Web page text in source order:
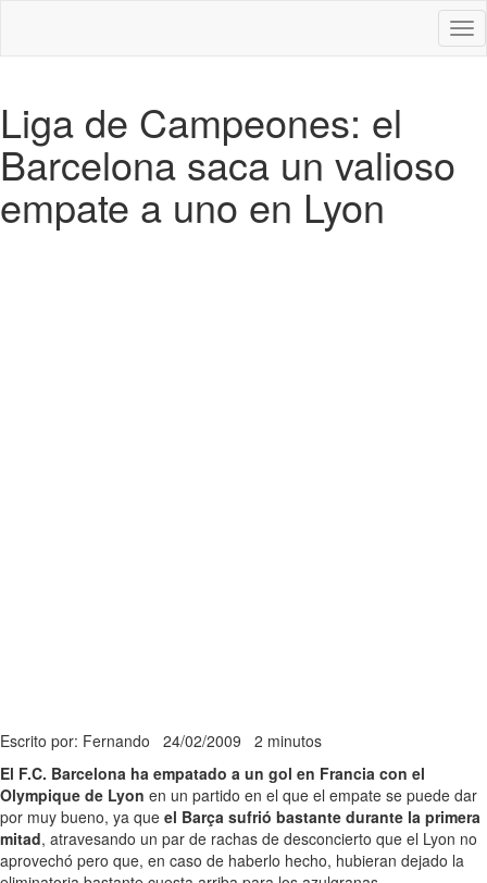
Liga de Campeones: el
Barcelona saca un valioso
empate a uno en Lyon
Escrito por: Fernando 24/02/2009 2 minutos
El F.C. Barcelona ha empatado a un gol en Francia con el
Olympique de Lyon en un partido en el que el empate se puede dar
por muy bueno, ya que el Barça sufrió bastante durante la primera
mitad, atravesando un par de rachas de desconcierto que el Lyon no
aprovechó pero que, en caso de haberlo hecho, hubieran dejado la